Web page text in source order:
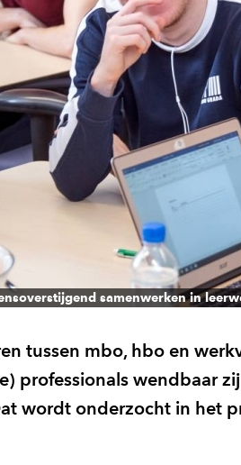
samenwerken in
tussen mbo, hbo en
professionals wendbaar
wordt onderzocht in het